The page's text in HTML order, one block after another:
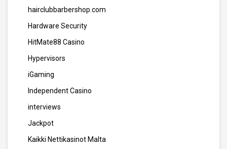
hairclubbarbershop.com
Hardware Security
HitMate88 Casino
Hypervisors
iGaming
Independent Casino
interviews
Jackpot
Kaikki Nettikasinot Malta